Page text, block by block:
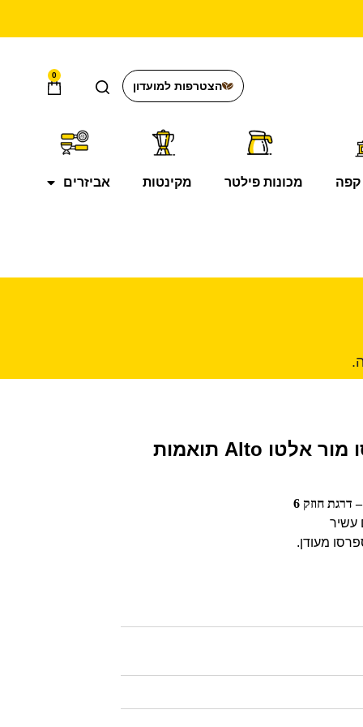
הצטרפות למועדון
0
קפה מכונות פילטר מקינטות אביזרים
קפסולות אספרסו מור אלטו Alto תואמות
עשיר
מעודן.